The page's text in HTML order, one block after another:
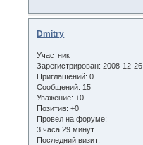
Dmitry
Участник
Зарегистрирован: 2008-12-26
Приглашений: 0
Сообщений: 15
Уважение: +0
Позитив: +0
Провел на форуме:
3 часа 29 минут
Последний визит: